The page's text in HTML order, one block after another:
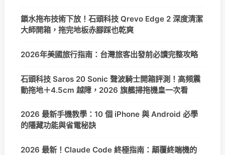
鎖水拖布技術下放！石頭科技 Qrevo Edge 2 深度清潔
大師開箱，拖完地板赤腳踩也乾爽
2026年美國旅行指南：台灣旅客出發前必讀完整攻略
石頭科技 Saros 20 Sonic 聲波騎士開箱評測！高頻震
動拖地＋4.5cm 越障，2026 旗艦掃拖機皇一次看
2026 最新手機教學：10 個 iPhone 與 Android 必學
的隱藏功能與省電秘訣
2026 最新！Claude Code 終極指南：顛覆終端機的